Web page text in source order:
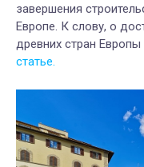
завершения
Европе. К слову, о
древних стран
статье.